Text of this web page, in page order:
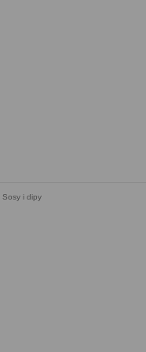
Sosy i dipy